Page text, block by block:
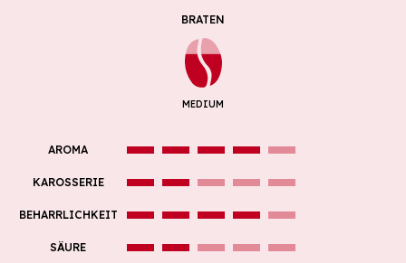
BRATEN
MEDIUM
AROMA
KAROSSERIE
BEHARRLICHKEIT
SÄURE